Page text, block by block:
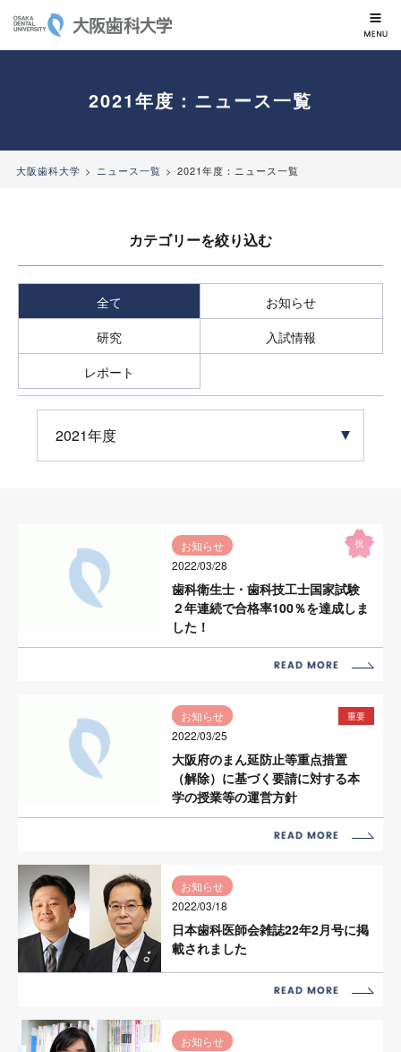
2021年度：ニュース一覧
大阪歯科大学 ニュース一覧 2021年度：ニュース一覧
カテゴリーを絞り込む
全て
お知らせ
研究
入試情報
レポート
2021年度
お知らせ
2022/03/28
祝
歯科衛生士・歯科技工士国家試験
２年連続で合格率100％を達成しま
した！
お知らせ
2022/03/25
重要
大阪府のまん延防止等重点措置
（解除）に基づく要請に対する本
学の授業等の運営方針
お知らせ
2022/03/18
日本歯科医師会雑誌22年2月号に掲
載されました
お知らせ